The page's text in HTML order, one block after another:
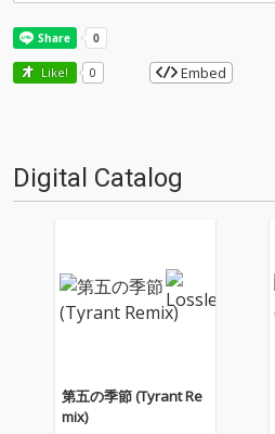
Like! 0 Embed
Digital Catalog
第五の季節 (Tyrant Re
mix)